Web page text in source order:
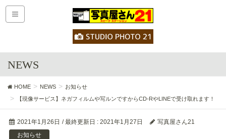
NEWS
HOME NEWS
お知らせ
【現像サービス】ネガフィルムや写ルンですからCD-RやLINEで受け取れます！
2021年1月26日 / 最終更新日 : 2021年1月27日
写真屋さん21
お知らせ